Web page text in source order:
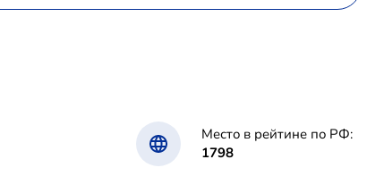
Место в рейтине по РФ:
1798